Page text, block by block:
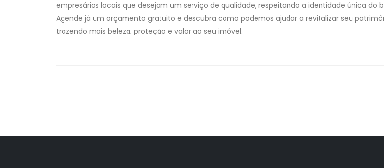
empresários locais que desejam um serviço de qualidade, respeitando a identidade única do
Agende já um orçamento gratuito e descubra como podemos ajudar a revitalizar seu
trazendo mais beleza, proteção e valor ao seu imóvel.